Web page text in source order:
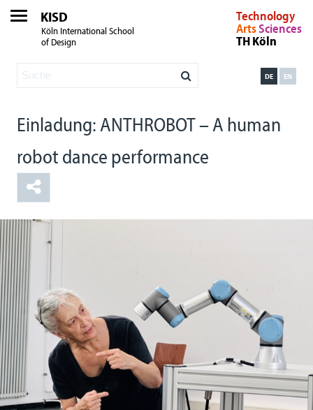
KISD
Köln International School
of Design
Technology
ArtsSciences
TH Köln
EN
DE
Einladung: ANTHROBOT – A human
robot dance performance